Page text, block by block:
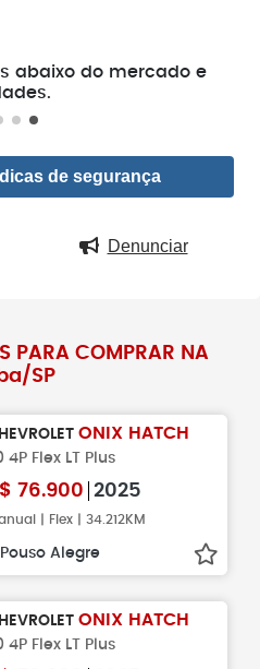
abaixo do mercado e
de segurança
Denunciar
PARA COMPRAR NA
SP
ONIX HATCH
4P Flex LT Plus
76.900 2025
| Flex | 34.212KM
Pouso Alegre
ONIX HATCH
4P Flex LT Plus